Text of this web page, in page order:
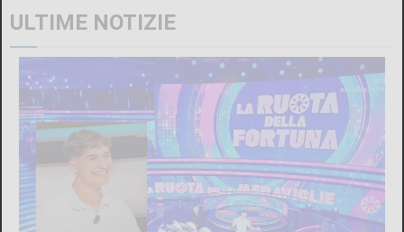
ULTIME NOTIZIE